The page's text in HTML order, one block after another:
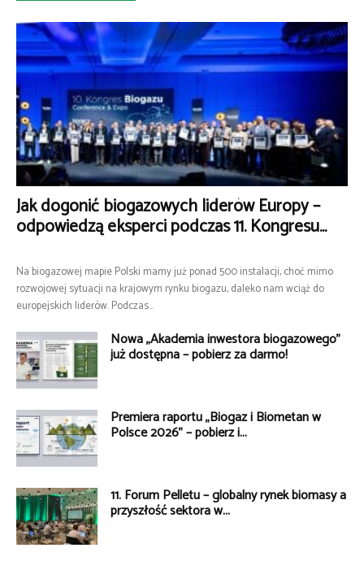
Jak dogonić biogazowych liderów Europy –
odpowiedzą eksperci podczas 11. Kongresu...
Na biogazowej mapie Polski mamy już ponad 500 instalacji, choć mimo
rozwojowej sytuacji na krajowym rynku biogazu, daleko nam wciąż do
europejskich liderów. Podczas...
Nowa „Akademia inwestora biogazowego”
już dostępna – pobierz za darmo!
Premiera raportu „Biogaz i Biometan w
Polsce 2026” – pobierz i...
11. Forum Pelletu – globalny rynek biomasy a
przyszłość sektora w...